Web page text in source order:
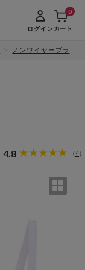
ログインカート
0
ノンワイヤーブラ
4.8 （4）